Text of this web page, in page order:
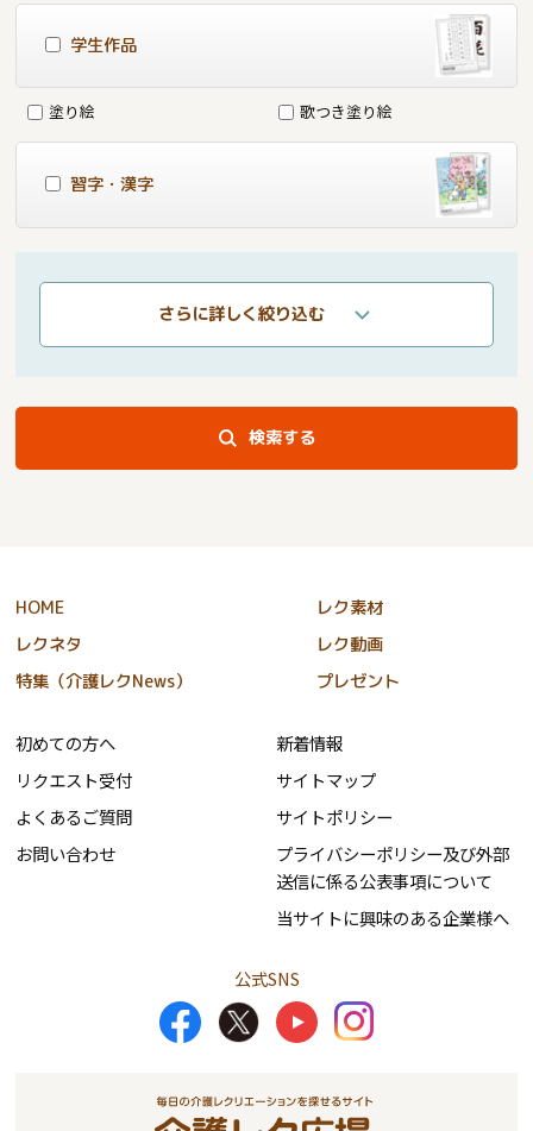
学生作品
塗り絵 歌つき塗り絵
習字・漢字
さらに詳しく絞り込む
検索する
HOME
レク素材
レクネタ
レク動画
特集（介護レクNews）
プレゼント
初めての方へ
リクエスト受付
よくあるご質問
お問い合わせ
新着情報
サイトマップ
サイトポリシー
プライバシーポリシー及び外部
送信に係る公表事項について
当サイトに興味のある企業様へ
公式SNS